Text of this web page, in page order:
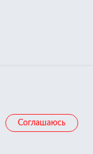
Соглашаюсь